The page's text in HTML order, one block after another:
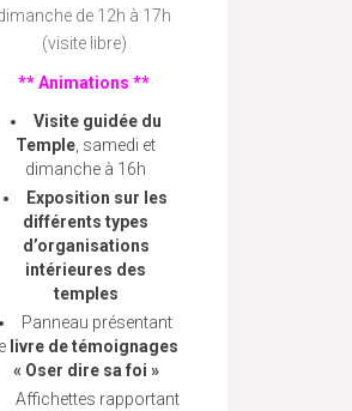
de 12h à 17h
(visite libre)
** Animations **
Visite guidée du
Temple , samedi et
dimanche à 16h
Exposition sur les
différents types
d’organisations
intérieures des
temples
Panneau présentant
le livre de témoignages
« Oser dire sa foi »
Affichettes rapportant